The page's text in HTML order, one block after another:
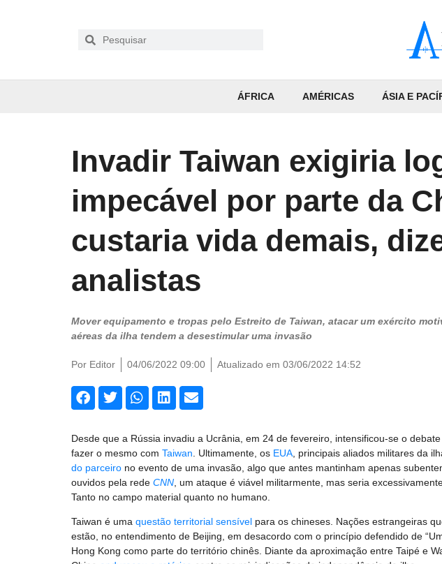
ÁFRICA AMÉRICAS ÁSIA E
Invadir Taiwan exigiria
impecável por parte da
custaria vida demais,
analistas
Mover equipamento e tropas pelo Estreito de Taiwan, atacar um exército
aéreas da ilha tendem a desestimular uma invasão
Por Editor 04/06/2022 09:00 Atualizado em 03/06/2022 14:52
Desde que a Rússia invadiu a Ucrânia, em 24 de fevereiro, intensificou-se o
fazer o mesmo com Taiwan . Ultimamente, os EUA , principais aliados militares da
do parceiro no evento de uma invasão, algo que antes mantinham apenas
ouvidos pela rede CNN , um ataque é viável militarmente, mas seria
Tanto no campo material quanto no humano.
Taiwan é uma questão territorial sensível para os chineses. Nações estrangeiras
estão, no entendimento de Beijing, em desacordo com o princípio defendido de
Hong Kong como parte do território chinês. Diante da aproximação entre Taipé e